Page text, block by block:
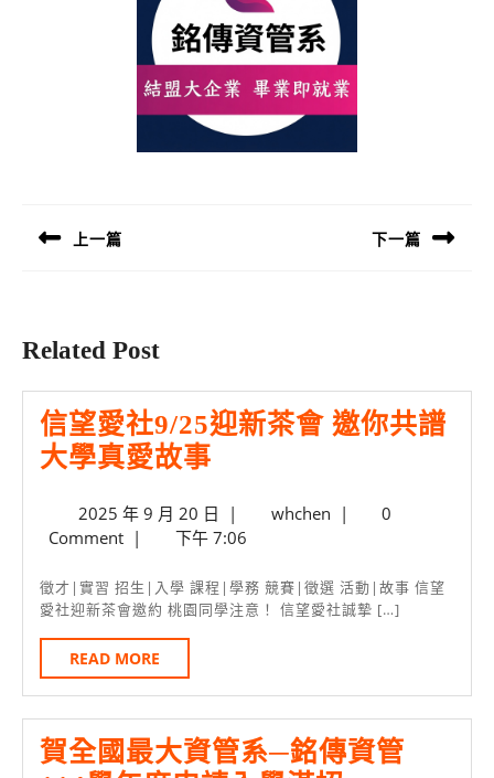
導
上一篇 下一篇
Related Post
信望愛社9/25迎新茶會 邀你共譜
大學真愛故事
愛
9/25
迎
茶
會
邀
2025 年 9 月 20 日 2025
年
月
20
| whchenwhchen
|
0
Comment | 下午 7:06
徵才|實習 招生|入學 課程|學務 競賽|徵選 活動|故事 信望
愛社迎新茶會邀約 桃園同學注意！ 信望愛社誠摯 […]
READ MORE
MORE
賀全國最大資管系─銘傳資管